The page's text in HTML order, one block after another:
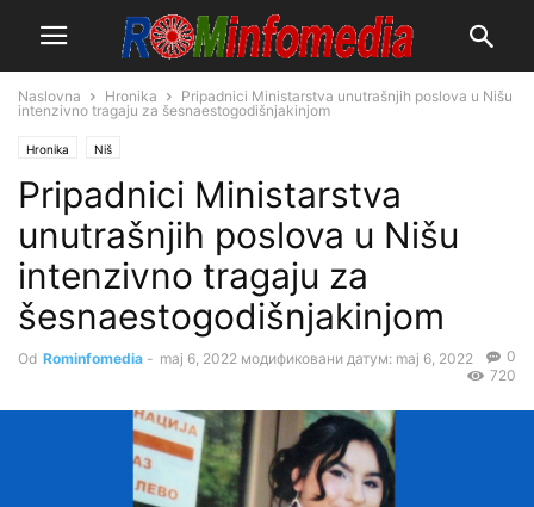
Naslovna Hronika
Pripadnici Ministarstva unutrašnjih poslova u Nišu
intenzivno tragaju za šesnaestogodišnjakinjom
Hronika Niš
Pripadnici Ministarstva
unutrašnjih poslova u Nišu
intenzivno tragaju za
šesnaestogodišnjakinjom
Od Rominfomedia - maj 6, 2022 модификовани датум: maj 6, 2022
0
720